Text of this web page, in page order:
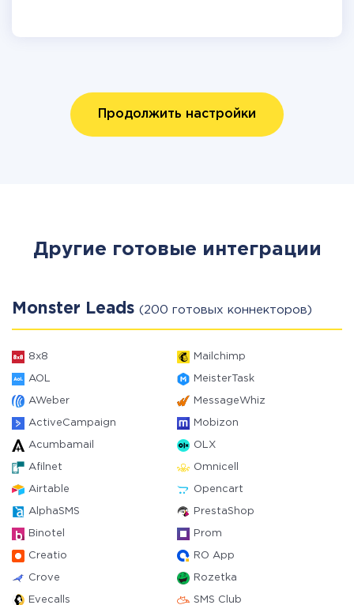
Продолжить настройки
Другие готовые интеграции
Monster Leads (200 готовых коннекторов)
8x8 Mailchimp
AOL MeisterTask
AWeber MessageWhiz
ActiveCampaign Mobizon
Acumbamail OLX
Afilnet Omnicell
Airtable Opencart
AlphaSMS PrestaShop
Binotel Prom
Creatio RO App
Crove Rozetka
Evecalls SMS Club